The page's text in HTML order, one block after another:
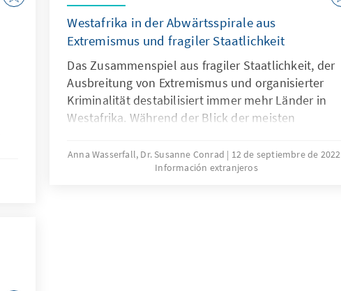
Westafrika in der Abwärtsspirale aus
Extremismus und fragiler Staatlichkeit
Das Zusammenspiel aus fragiler Staatlichkeit, der
Ausbreitung von Extremismus und organisierter
Kriminalität destabilisiert immer mehr Länder in
Westafrika. Während der Blick der meisten
gerichtet ist, breiten sich Terror und Instabilität
weiter Richtung Süden aus. Welche Folgen das
Anna Wasserfall, Dr. Susanne Conrad
12 de septiembre de 2022
Información extranjeros